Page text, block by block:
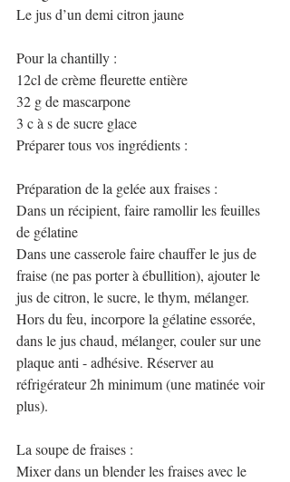
Le jus d’un demi citron jaune
Pour la chantilly :
12cl de crème fleurette entière
32 g de mascarpone
3 c à s de sucre glace
Préparer tous vos ingrédients :
Préparation de la gelée aux fraises :
Dans un récipient, faire ramollir les feuilles
de gélatine
Dans une casserole faire chauffer le jus de
fraise (ne pas porter à ébullition), ajouter le
jus de citron, le sucre, le thym, mélanger.
Hors du feu, incorpore la gélatine essorée,
dans le jus chaud, mélanger, couler sur une
plaque anti - adhésive. Réserver au
réfrigérateur 2h minimum (une matinée voir
plus).
La soupe de fraises :
Mixer dans un blender les fraises avec le